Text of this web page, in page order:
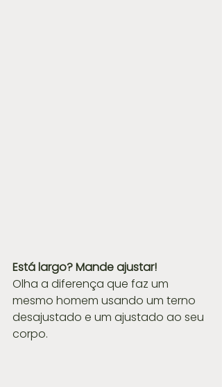
Está largo? Mande ajustar!
Olha a diferença que faz um
mesmo homem usando um terno
desajustado e um ajustado ao seu
corpo.